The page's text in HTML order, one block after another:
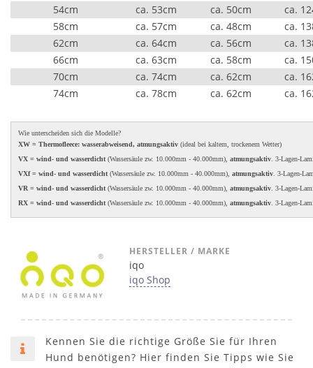
54cm
ca. 53cm ca. 50cm
ca.
58cm
ca. 57cm ca. 48cm
ca.
62cm
ca. 64cm ca. 56cm
ca.
66cm
ca. 63cm ca. 58cm
ca.
70cm
ca. 74cm ca. 62cm
ca.
74cm
ca. 78cm ca. 62cm ca.
Wie unterscheiden sich die Modelle?
XW = Thermofleece: wasserabweisend, atmungsaktiv (ideal bei kaltem, trockenem Wetter)
VX = wind- und wasserdicht (Wassersäule zw. 10.000mm - 40.000mm), atmungsaktiv . 3-Lagen-
VXf = wind- und wasserdicht (Wassersäule zw. 10.000mm - 40.000mm), atmungsaktiv . 3-Lagen-
VR = wind- und wasserdicht (Wassersäule zw. 10.000mm - 40.000mm), atmungsaktiv . 3-Lagen-
RX = wind- und wasserdicht (Wassersäule zw. 10.000mm - 40.000mm), atmungsaktiv . 3-Lagen-
HERSTELLER / MARKE
iqo
iqo Shop
Kennen Sie die richtige Größe Sie für Ihren
Hund benötigen? Hier finden Sie Tipps wie Sie